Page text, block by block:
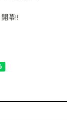
幕!!